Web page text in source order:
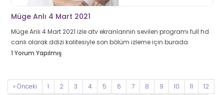
Müge Anlı 4 Mart 2021
Müge Anlı 4 Mart 2021 izle atv ekranlarının sevilen programı full hd
canlı olarak ddizi kalitesiyle son bölüm izleme için burada.
1 Yorum Yapılmış
« Önceki 1 2 3 4 5 6 7 8 9 10 11
12